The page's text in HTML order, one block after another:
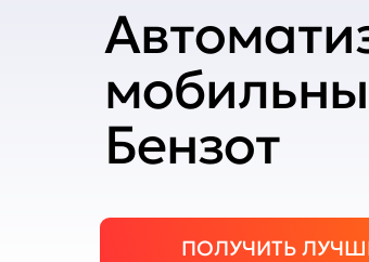
Бензот
ПОЛУЧИТЬ